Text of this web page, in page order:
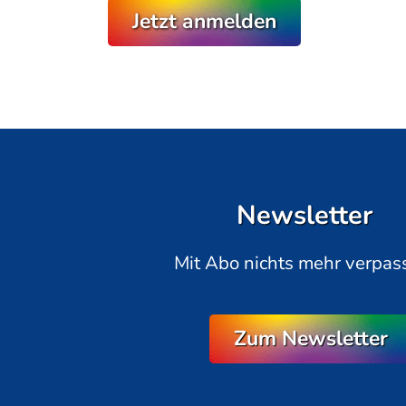
Jetzt anmelden
Newsletter
Mit Abo nichts mehr
Zum Newsletter